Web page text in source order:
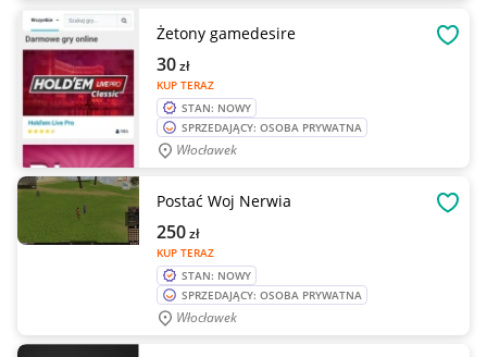
Żetony gamedesire
KUP TERAZ
30zł
STAN: NOWY
SPRZEDAJĄCY: OSOBA PRYWATNA
Włocławek
Postać Woj Nerwia
KUP TERAZ
250zł
STAN: NOWY
SPRZEDAJĄCY: OSOBA PRYWATNA
Włocławek